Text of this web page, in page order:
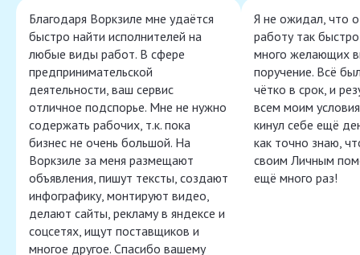
Благодаря Воркзиле мне удаётся
быстро найти исполнителей на
любые виды работ. В сфере
предпринимательской
деятельности, ваш сервис
отличное подспорье. Мне не нужно
содержать рабочих, т.к. пока
бизнес не очень большой. На
Воркзиле за меня размещают
объявления, пишут тексты, создают
инфографику, монтируют видео,
делают сайты, рекламу в яндексе и
соцсетях, ищут поставщиков и
многое другое. Спасибо вашему
Я не ожидал, что
работу так
много желающих
поручение. Всё
чётко в срок, и
всем моим
кинул себе ещё
как точно знаю,
своим Личным
ещё много раз!